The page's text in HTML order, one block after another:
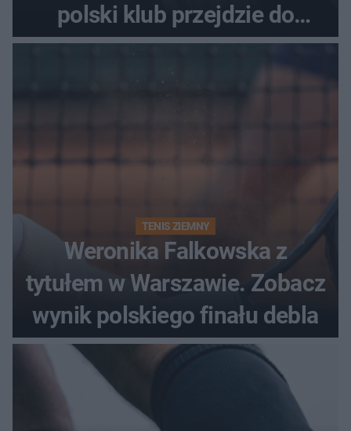
polski klub przejdzie do
historii
TENIS ZIEMNY
Weronika Falkowska z
tytułem w Warszawie. Zobacz
wynik polskiego finału debla